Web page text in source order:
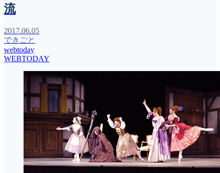
流
2017.06.05
できごと
webtoday
WEBTODAY